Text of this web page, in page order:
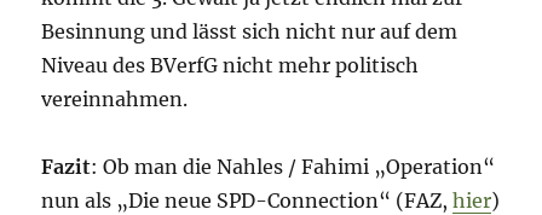
Besinnung und lässt sich nicht nur auf dem
Niveau des BVerfG nicht mehr politisch
vereinnahmen.
Fazit: Ob man die Nahles / Fahimi „Operation“
nun als „Die neue SPD-Connection“ (FAZ,hier)